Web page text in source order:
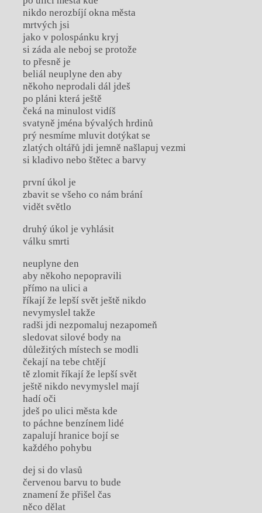
nikdo nerozbíjí okna města
mrtvých jsi
jako v polospánku kryj
si záda ale neboj se protože
to přesně je
beliál neuplyne den aby
někoho neprodali dál jdeš
po pláni která ještě
čeká na minulost vidíš
svatyně jména bývalých hrdinů
prý nesmíme mluvit dotýkat se
zlatých oltářů jdi jemně našlapuj vezmi
si kladivo nebo štětec a barvy
první úkol je
zbavit se všeho co nám brání
vidět světlo
druhý úkol je vyhlásit
válku smrti
neuplyne den
aby někoho nepopravili
přímo na ulici a
říkají že lepší svět ještě nikdo
nevymyslel takže
radši jdi nezpomaluj nezapomeň
sledovat silové body na
důležitých místech se modli
čekají na tebe chtějí
tě zlomit říkají že lepší svět
ještě nikdo nevymyslel mají
hadí oči
jdeš po ulici města kde
to páchne benzínem lidé
zapalují hranice bojí se
každého pohybu
dej si do vlasů
červenou barvu to bude
znamení že přišel čas
něco dělat